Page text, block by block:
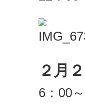
２月
6：00